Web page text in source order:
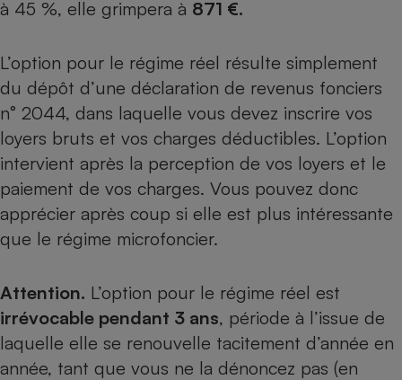
à 45 %, elle grimpera à 871 €.
L’option pour le régime réel résulte simplement
du dépôt d’une déclaration de revenus fonciers
n° 2044, dans laquelle vous devez inscrire vos
loyers bruts et vos charges déductibles. L’option
intervient après la perception de vos loyers et le
paiement de vos charges. Vous pouvez donc
apprécier après coup si elle est plus intéressante
que le régime microfoncier.
Attention. L’option pour le régime réel est
irrévocable pendant 3 ans, période à l’issue de
laquelle elle se renouvelle tacitement d’année en
année, tant que vous ne la dénoncez pas (en